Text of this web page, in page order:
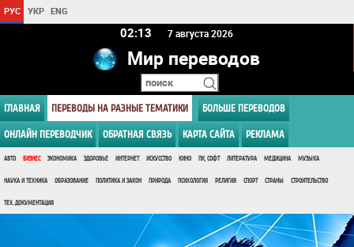
РУС УКР ENG
02 13 7 августа 2026
Мир переводов
ГЛАВНАЯ ПЕРЕВОДЫ НА РАЗНЫЕ ТЕМАТИКИ БОЛЬШЕ ПЕРЕВОДОВ
ОНЛАЙН ПЕРЕВОДЧИК ОБРАТНАЯ СВЯЗЬ КАРТА САЙТА РЕКЛАМА
АВТО БИЗНЕС ЭКОНОМИКА ЗДОРОВЬЕ ИНТЕРНЕТ ИСКУССТВО КИНО ПК, СОФТ ЛИТЕРАТУРА МЕДИЦИНА МУЗЫКА
НАУКА И ТЕХНИКА ОБРАЗОВАНИЕ ПОЛИТИКА И ЗАКОН ПРИРОДА ПСИХОЛОГИЯ РЕЛИГИЯ СПОРТ СТРАНЫ СТРОИТЕЛЬСТВО
ТЕХ. ДОКУМЕНТАЦИЯ